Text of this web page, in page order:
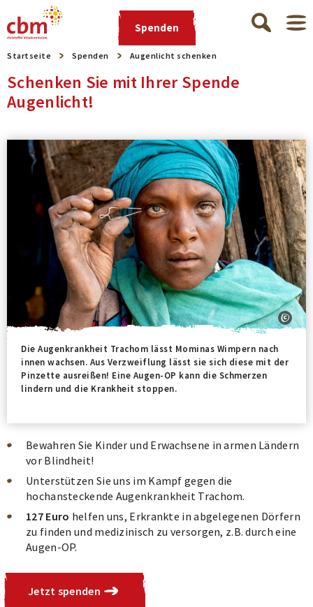
Spenden
Startseite Spenden Augenlicht schenken
Schenken Sie mit Ihrer Spende
Augenlicht!
Die Augenkrankheit Trachom lässt Mominas Wimpern nach
innen wachsen. Aus Verzweiflung lässt sie sich diese mit der
Pinzette ausreißen! Eine Augen-OP kann die Schmerzen
lindern und die Krankheit stoppen.
Bewahren Sie Kinder und Erwachsene in armen Ländern
vor Blindheit!
Unterstützen Sie uns im Kampf gegen die
hochansteckende Augenkrankheit Trachom.
127 Euro helfen uns, Erkrankte in abgelegenen Dörfern
zu finden und medizinisch zu versorgen, z.B. durch eine
Augen-OP.
Jetzt spenden